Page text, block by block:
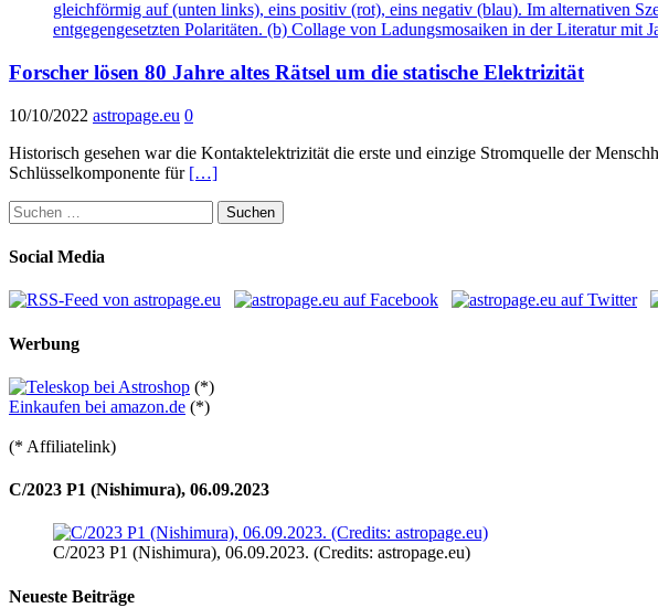
Forscher lösen 80 Jahre altes Rätsel um die statische Elektrizität
10/10/2022 astropage.eu 0
Historisch gesehen war die Kontaktelektrizität die erste und einzige Stromquelle der
Schlüsselkomponente für […]
Suchen
nach:
Social Media
Werbung
(*)
Einkaufen bei amazon.de (*)
(* Affiliatelink)
C/2023 P1 (Nishimura), 06.09.2023
C/2023 P1 (Nishimura), 06.09.2023. (Credits: astropage.eu)
Neueste Beiträge